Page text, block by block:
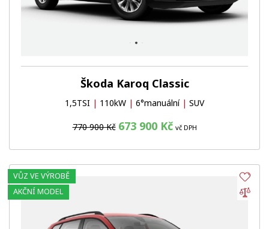
Škoda Karoq Classic
1,5TSI | 110kW | 6°manuální | SUV
770 900 Kč 673 900 Kč vč DPH
VŮZ VE VÝROBĚ
AKČNÍ MODEL